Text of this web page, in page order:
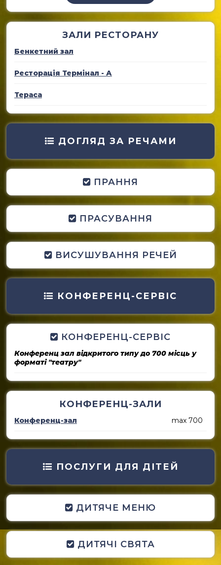
ЗАЛИ РЕСТОРАНУ
Бенкетний зал
Ресторація Термінал - А
Тераса
ДОГЛЯД ЗА РЕЧАМИ
ПРАННЯ
ПРАСУВАННЯ
ВИСУШУВАННЯ РЕЧЕЙ
КОНФЕРЕНЦ-СЕРВІС
КОНФЕРЕНЦ-СЕРВІС
Конференц зал відкритого типу до 700 місць у
форматі "театру"
КОНФЕРЕНЦ-ЗАЛИ
Конференц-зал max 700
ПОСЛУГИ ДЛЯ ДІТЕЙ
ДИТЯЧЕ МЕНЮ
ДИТЯЧІ СВЯТА